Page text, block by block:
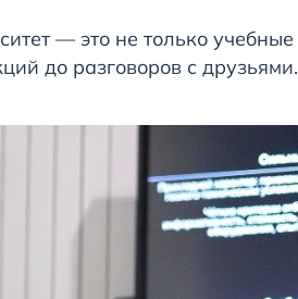
— это не только учебные
до разговоров с друзьями.